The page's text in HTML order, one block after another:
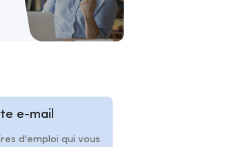
e-mail
d'emploi qui vous